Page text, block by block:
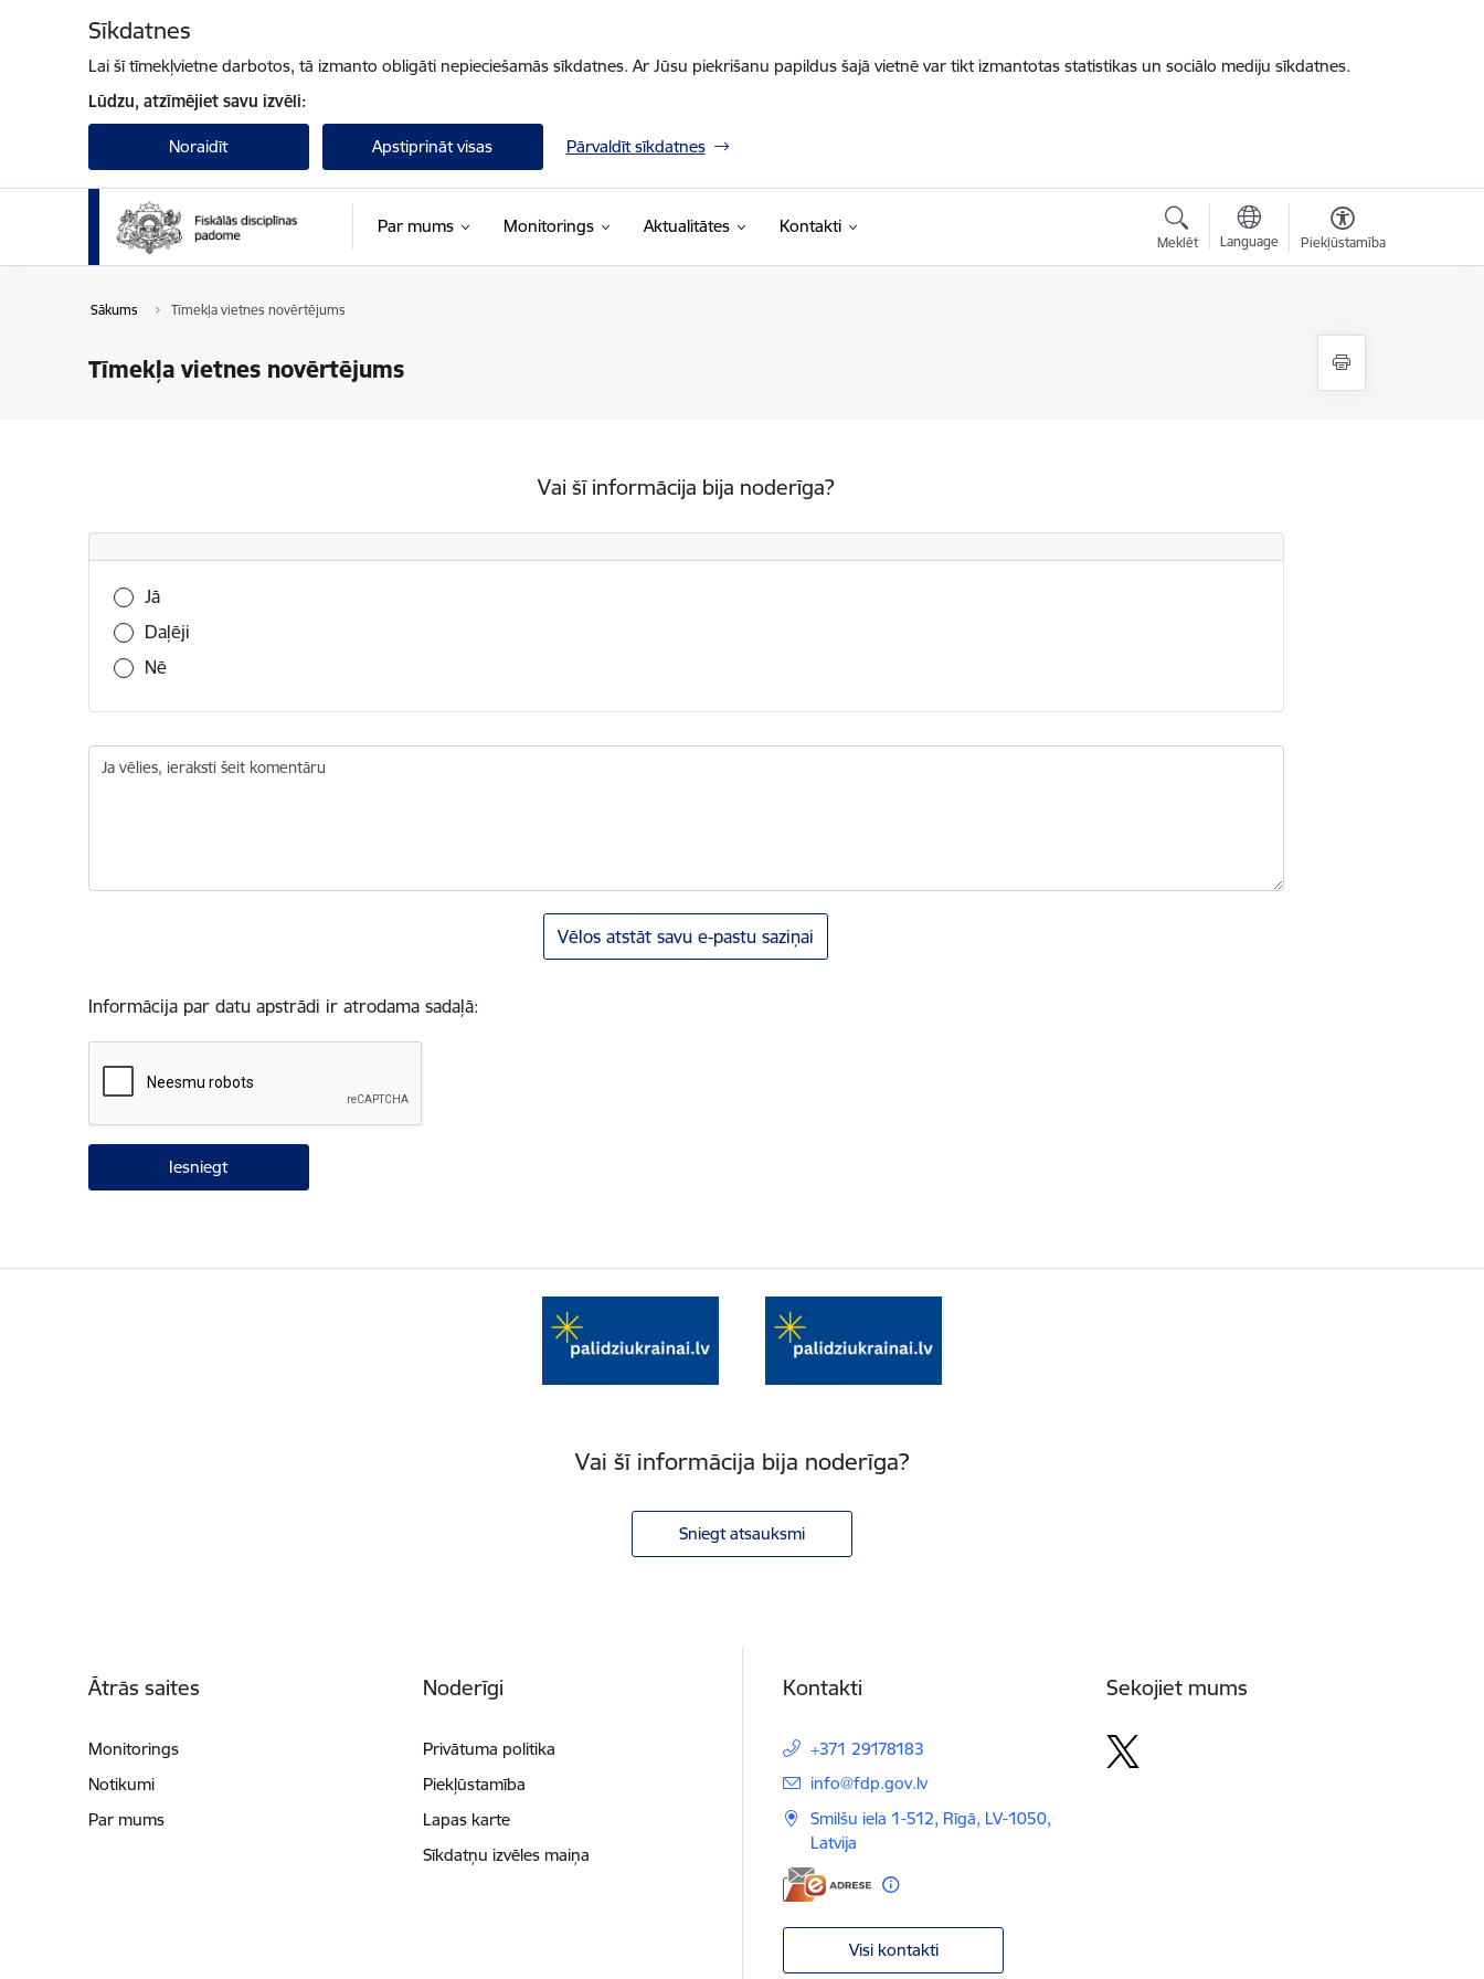
Sīkdatnes
Lai šī tīmekļvietne darbotos, tā izmanto obligāti nepieciešamās sīkdatnes. Ar Jūsu piekrišanu papildus šajā vietnē var tikt izmantotas statistikas un sociālo mediju sīkdatnes.
Lūdzu, atzīmējiet savu izvēli:
Noraidīt Apstiprināt visas Pārvaldīt sīkdatnes
Par mums Monitorings Aktualitātes Kontakti
Meklēt Language Piekļūstamība
Sākums Tīmekļa vietnes novērtējums
Tīmekļa vietnes novērtējums
Vai šī informācija bija noderīga?
Vai šī informācija bija noderīga?
Jā
Daļēji
Nē
Ja vēlies, ieraksti šeit komentāru
Vēlos atstāt savu e-pastu saziņai
Informācija par datu apstrādi ir atrodama sadaļā:
Vai šī informācija bija noderīga?
Sniegt atsauksmi
Ātrās saites
Monitorings
Notikumi
Par mums
Noderīgi
Privātuma politika
Piekļūstamība
Lapas karte
Sīkdatņu izvēles maiņa
Kontakti
+371 29178183
E-pasts:
info@fdp.gov.lv
Smilšu iela 1-512, Rīgā, LV-1050,
Latvija
Visi kontakti
Sekojiet mums